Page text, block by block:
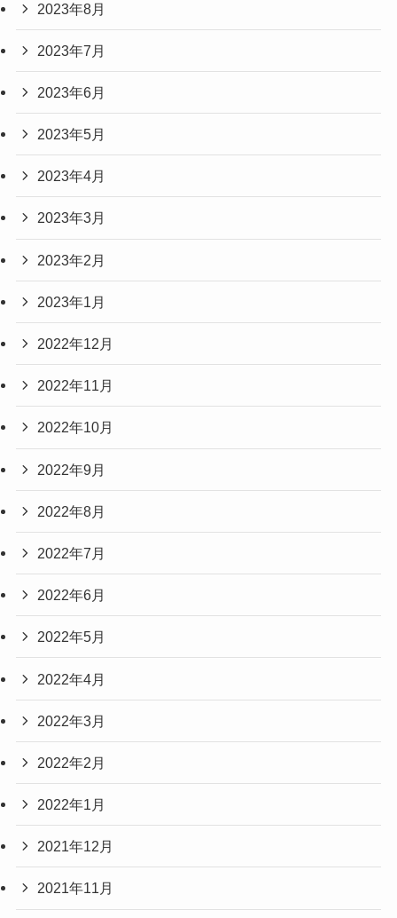
2023年8月
2023年7月
2023年6月
2023年5月
2023年4月
2023年3月
2023年2月
2023年1月
2022年12月
2022年11月
2022年10月
2022年9月
2022年8月
2022年7月
2022年6月
2022年5月
2022年4月
2022年3月
2022年2月
2022年1月
2021年12月
2021年11月